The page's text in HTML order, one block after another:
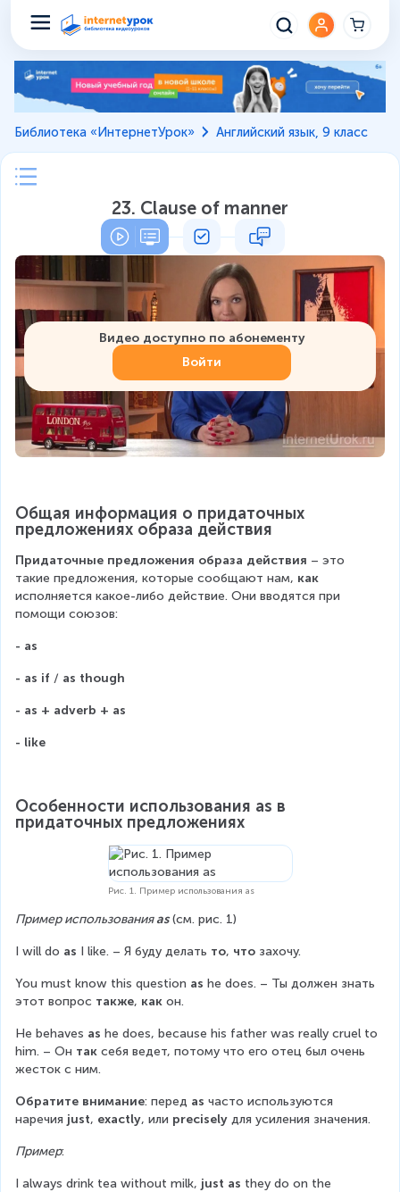
Библиотека «ИнтернетУрок» Английский язык, 9 класс
23. Clause of manner
Видео доступно по абонементу
Войти
Общая информация о придаточных
предложениях образа действия
Придаточные предложения образа действия – это
такие предложения, которые сообщают нам, как
исполняется какое-либо действие. Они вводятся при
помощи союзов:
- as
- as if / as though
- as + adverb + as
- like
Особенности использования as в
придаточных предложениях
Рис. 1. Пример использования as
Пример использования as (см. рис. 1)
I will do as I like. – Я буду делать то, что захочу.
You must know this question as he does. – Ты должен знать
этот вопрос также, как он.
He behaves as he does, because his father was really cruel to
him. – Он так себя ведет, потому что его отец был очень
жесток с ним.
Обратите внимание: перед as часто используются
наречия just, exactly, или precisely для усиления значения.
Пример:
I always drink tea without milk, just as they do on the